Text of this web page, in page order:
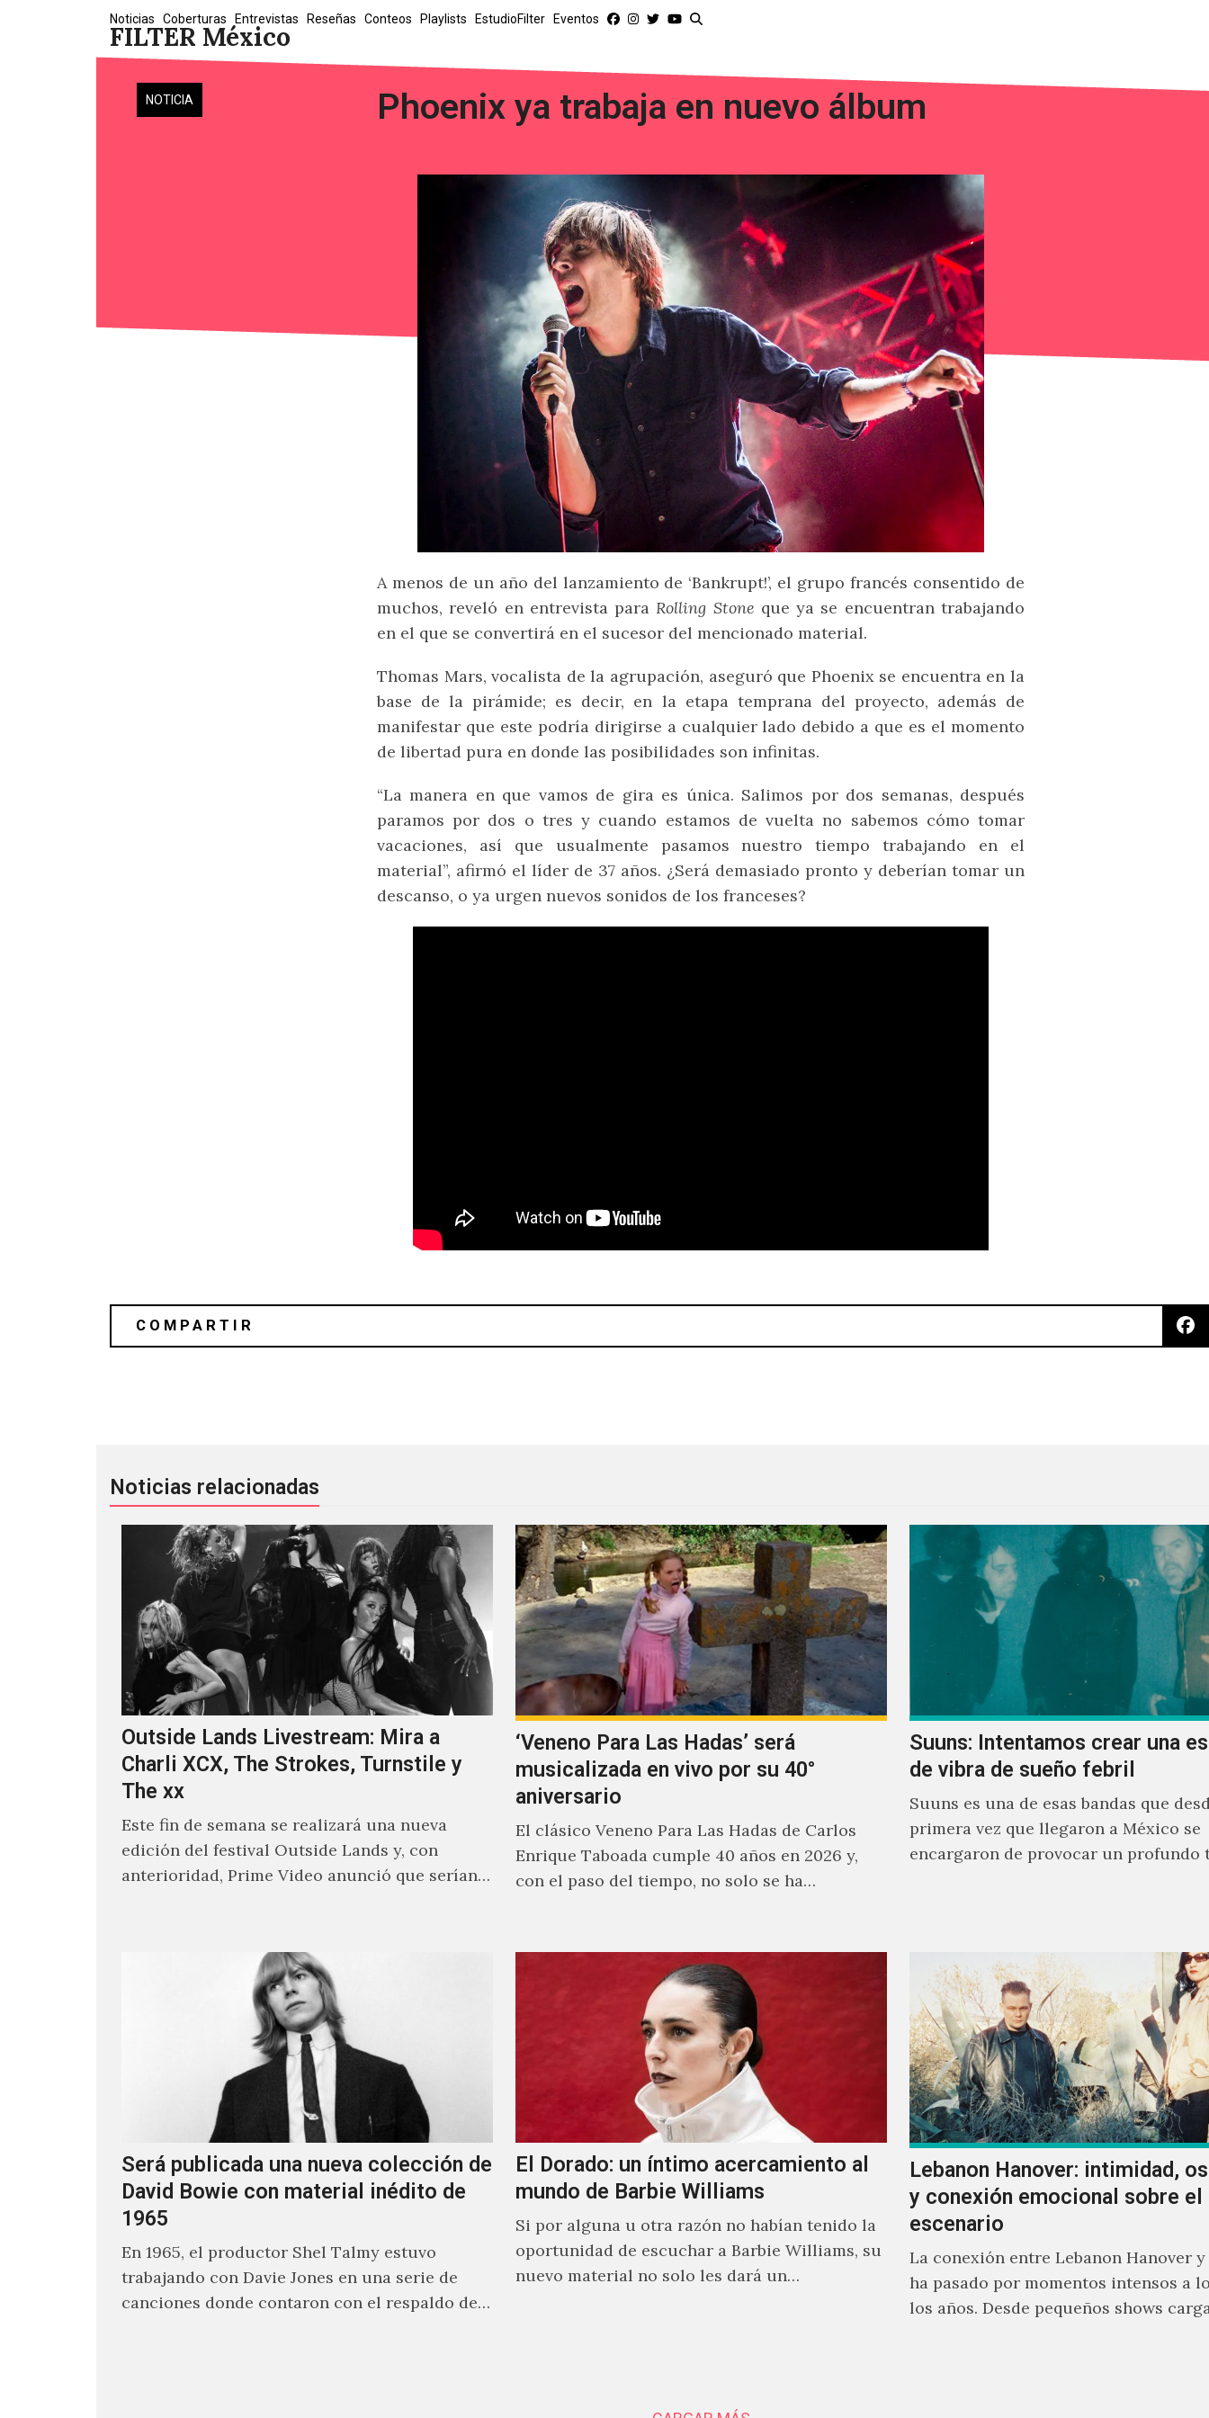
FILTER México
Noticias Coberturas Entrevistas Reseñas Conteos Playlists EstudioFilter Eventos
NOTICIA Phoenix ya trabaja en nuevo álbum
A menos de un año del lanzamiento de ‘Bankrupt!’, el grupo francés consentido de
muchos, reveló en entrevista paraRolling Stone que ya se encuentran trabajando
en el que se convertirá en el sucesor del mencionado material.
Thomas Mars, vocalista de la agrupación, aseguró que Phoenix se encuentra en la
base de la pirámide; es decir, en la etapa temprana del proyecto, además de
manifestar que este podría dirigirse a cualquier lado debido a que es el momento
de libertad pura en donde las posibilidades son infinitas.
“La manera en que vamos de gira es única. Salimos por dos semanas, después
paramos por dos o tres y cuando estamos de vuelta no sabemos cómo tomar
vacaciones, así que usualmente pasamos nuestro tiempo trabajando en el
material”, afirmó el líder de 37 años. ¿Será demasiado pronto y deberían tomar un
descanso, o ya urgen nuevos sonidos de los franceses?
Noticias relacionadas
Outside Lands Livestream: Mira a
Charli XCX, The Strokes, Turnstile y
The xx
Este fin de semana se realizará una nueva
edición del festival Outside Lands y, con
anterioridad, Prime Video anunció que serían
‘Veneno Para Las Hadas’ será
musicalizada en vivo por su 40°
aniversario
El clásico Veneno Para Las Hadas de Carlos
Enrique Taboada cumple 40 años en 2026 y,
con el paso del tiempo, no solo se ha…
Suuns: Intentamos crear una
de vibra de sueño febril
Suuns es una de esas bandas que
primera vez que llegaron a México se
encargaron de provocar un profundo
Será publicada una nueva colección de
David Bowie con material inédito de
1965
En 1965, el productor Shel Talmy estuvo
trabajando con Davie Jones en una serie de
canciones donde contaron con el respaldo de
El Dorado: un íntimo acercamiento al
mundo de Barbie Williams
Si por alguna u otra razón no habían tenido la
oportunidad de escuchar a Barbie Williams, su
nuevo material no solo les dará un
Lebanon Hanover: intimidad,
y conexión emocional sobre el
escenario
La conexión entre Lebanon Hanover
ha pasado por momentos intensos a
los años. Desde pequeños shows